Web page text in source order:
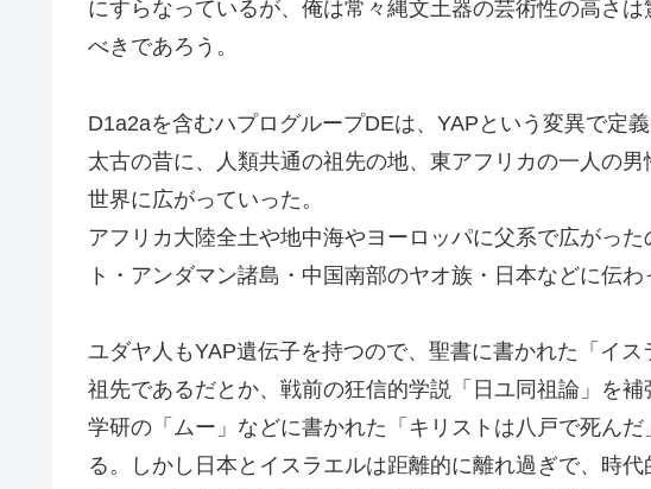
にすらなっているが、俺は常々縄文土器の芸術性の高さ
べきであろう。
D1a2aを含むハプログループDEは、YAPという変異で定
太古の昔に、人類共通の祖先の地、東アフリカの一人の男
世界に広がっていった。
アフリカ大陸全土や地中海やヨーロッパに父系で広がっ
ト・アンダマン諸島・中国南部のヤオ族・日本などに伝わ
ユダヤ人もYAP遺伝子を持つので、聖書に書かれた「イ
祖先であるだとか、戦前の狂信的学説「日ユ同祖論」を
学研の「ムー」などに書かれた「キリストは八戸で死ん
る。しかし日本とイスラエルは距離的に離れ過ぎで、時